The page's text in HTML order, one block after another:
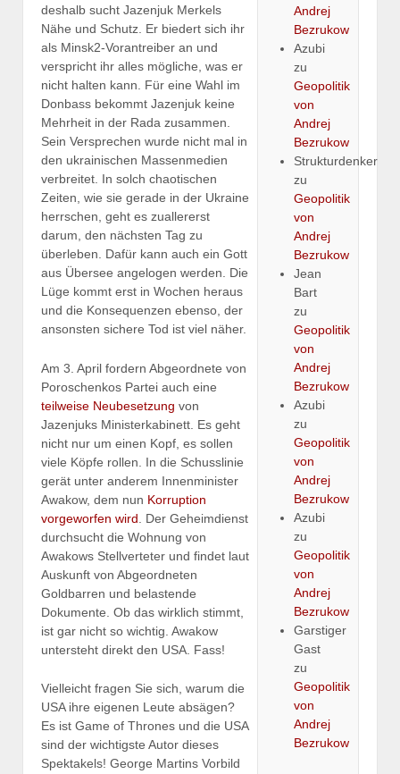
deshalb sucht Jazenjuk Merkels
Nähe und Schutz. Er biedert sich ihr
als Minsk2-Vorantreiber an und
verspricht ihr alles mögliche, was er
nicht halten kann. Für eine Wahl im
Donbass bekommt Jazenjuk keine
Mehrheit in der Rada zusammen.
Sein Versprechen wurde nicht mal in
den ukrainischen Massenmedien
verbreitet. In solch chaotischen
Zeiten, wie sie gerade in der Ukraine
herrschen, geht es zuallererst
darum, den nächsten Tag zu
überleben. Dafür kann auch ein Gott
aus Übersee angelogen werden. Die
Lüge kommt erst in Wochen heraus
und die Konsequenzen ebenso, der
ansonsten sichere Tod ist viel näher.
Am 3. April fordern Abgeordnete von
Poroschenkos Partei auch eine
teilweise Neubesetzung von
Jazenjuks Ministerkabinett. Es geht
nicht nur um einen Kopf, es sollen
viele Köpfe rollen. In die Schusslinie
gerät unter anderem Innenminister
Awakow, dem nun Korruption
vorgeworfen wird . Der Geheimdienst
durchsucht die Wohnung von
Awakows Stellverteter und findet laut
Auskunft von Abgeordneten
Goldbarren und belastende
Dokumente. Ob das wirklich stimmt,
ist gar nicht so wichtig. Awakow
untersteht direkt den USA. Fass!
Vielleicht fragen Sie sich, warum die
USA ihre eigenen Leute absägen?
Es ist Game of Thrones und die USA
sind der wichtigste Autor dieses
Spektakels! George Martins Vorbild
Andrej
Bezrukow
Azubi
zu
Geopolitik
von
Andrej
Bezrukow
Strukturdenker
zu
Geopolitik
von
Andrej
Bezrukow
Jean
Bart
zu
Geopolitik
von
Andrej
Bezrukow
Azubi
zu
Geopolitik
von
Andrej
Bezrukow
Azubi
zu
Geopolitik
von
Andrej
Bezrukow
Garstiger
Gast
zu
Geopolitik
von
Andrej
Bezrukow